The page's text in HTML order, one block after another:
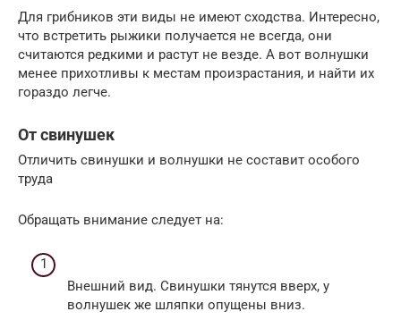
Для грибников эти виды не имеют сходства. Интересно,
что встретить рыжики получается не всегда, они
считаются редкими и растут не везде. А вот волнушки
менее прихотливы к местам произрастания, и найти их
гораздо легче.
От свинушек
Отличить свинушки и волнушки не составит особого
труда
Обращать внимание следует на:
Внешний вид. Свинушки тянутся вверх, у
волнушек же шляпки опущены вниз.